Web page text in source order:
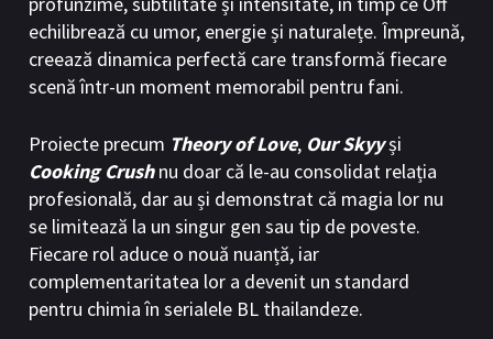
echilibrează cu umor, energie și naturalețe. Împreună,
creează dinamica perfectă care transformă fiecare
scenă într-un moment memorabil pentru fani.
Proiecte precum Theory of Love, Our Skyyși
Cooking Crushnu doar că le-au consolidat relația
profesională, dar au și demonstrat că magia lor nu
se limitează la un singur gen sau tip de poveste.
Fiecare rol aduce o nouă nuanță, iar
complementaritatea lor a devenit un standard
pentru chimia în serialele BL thailandeze.